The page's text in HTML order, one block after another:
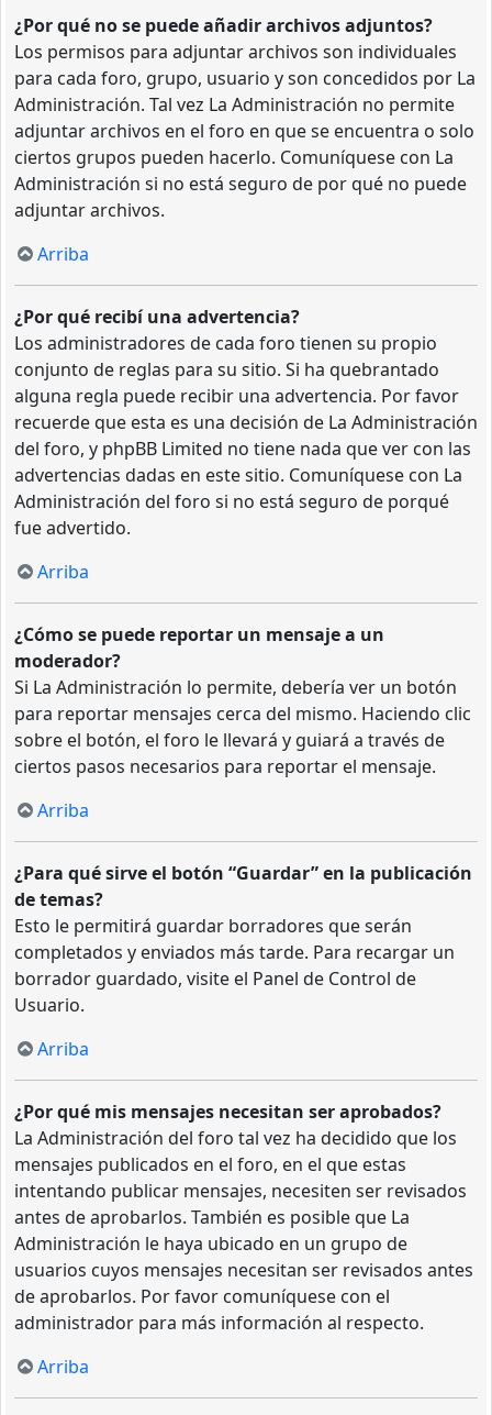
¿Por qué no se puede añadir archivos adjuntos?
Los permisos para adjuntar archivos son individuales
para cada foro, grupo, usuario y son concedidos por La
Administración. Tal vez La Administración no permite
adjuntar archivos en el foro en que se encuentra o solo
ciertos grupos pueden hacerlo. Comuníquese con La
Administración si no está seguro de por qué no puede
adjuntar archivos.
Arriba
¿Por qué recibí una advertencia?
Los administradores de cada foro tienen su propio
conjunto de reglas para su sitio. Si ha quebrantado
alguna regla puede recibir una advertencia. Por favor
recuerde que esta es una decisión de La Administración
del foro, y phpBB Limited no tiene nada que ver con las
advertencias dadas en este sitio. Comuníquese con La
Administración del foro si no está seguro de porqué
fue advertido.
Arriba
¿Cómo se puede reportar un mensaje a un
moderador?
Si La Administración lo permite, debería ver un botón
para reportar mensajes cerca del mismo. Haciendo clic
sobre el botón, el foro le llevará y guiará a través de
ciertos pasos necesarios para reportar el mensaje.
Arriba
¿Para qué sirve el botón “Guardar” en la publicación
de temas?
Esto le permitirá guardar borradores que serán
completados y enviados más tarde. Para recargar un
borrador guardado, visite el Panel de Control de
Usuario.
Arriba
¿Por qué mis mensajes necesitan ser aprobados?
La Administración del foro tal vez ha decidido que los
mensajes publicados en el foro, en el que estas
intentando publicar mensajes, necesiten ser revisados
antes de aprobarlos. También es posible que La
Administración le haya ubicado en un grupo de
usuarios cuyos mensajes necesitan ser revisados antes
de aprobarlos. Por favor comuníquese con el
administrador para más información al respecto.
Arriba